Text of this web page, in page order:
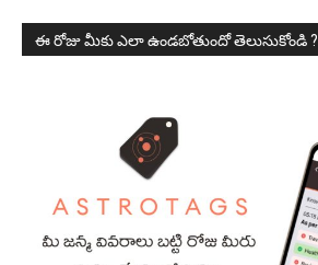
ఈ రోజు మీకు ఎలా ఉండబోతుందో తెలుసుకోండి ?